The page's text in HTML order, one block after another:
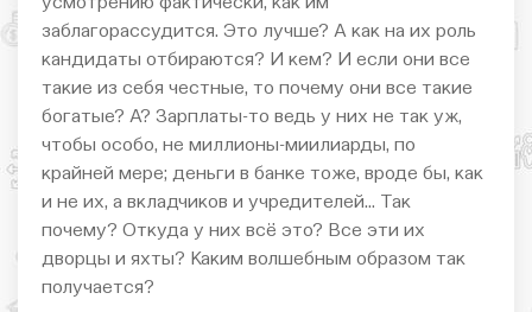
заблагорассудится. Это лучше? А как на их роль
кандидаты отбираются? И кем? И если они все
такие из себя честные, то почему они все такие
богатые? А? Зарплаты-то ведь у них не так уж,
чтобы особо, не миллионы-миилиарды, по
крайней мере; деньги в банке тоже, вроде бы, как
и не их, а вкладчиков и учредителей… Так
почему? Откуда у них всё это? Все эти их
дворцы и яхты? Каким волшебным образом так
получается?